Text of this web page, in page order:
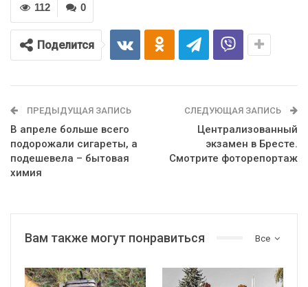
0
112
Поделится
ПРЕДЫДУЩАЯ ЗАПИСЬ
В апреле больше всего
подорожали сигареты, а
подешевела – бытовая
химия
СЛЕДУЮЩАЯ ЗАПИСЬ
Централизованный
экзамен в Бресте.
Смотрите фоторепортаж
Все
Вам также могут понравиться